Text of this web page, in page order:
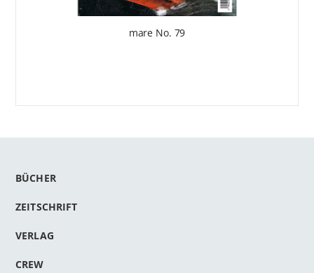
mare No. 79
BÜCHER
ZEITSCHRIFT
VERLAG
CREW